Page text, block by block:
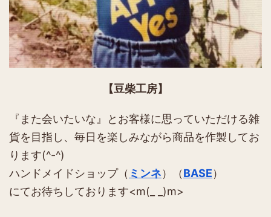
【豆柴工房】
『また会いたいな』とお客様に思っていただける雑
貨を目指し、毎日を楽しみながら商品を作製してお
ります(^-^)
ハンドメイドショップ（ ミンネ）（BASE）
にてお待ちしております<m(_ _)m>